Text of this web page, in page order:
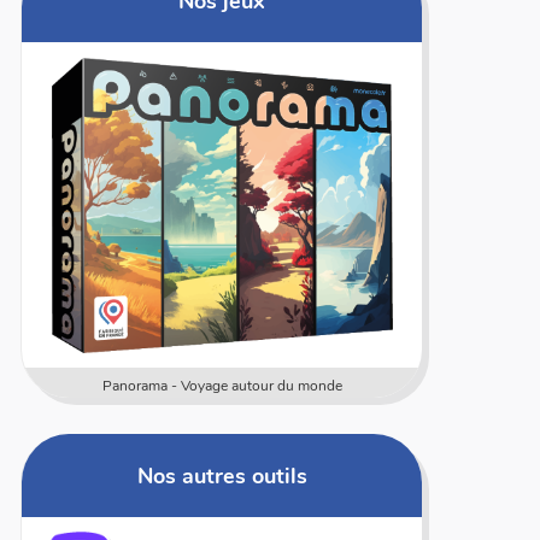
Panorama - Voyage autour du monde
Nos autres outils